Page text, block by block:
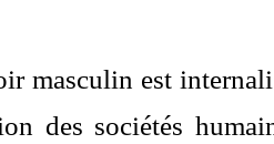
masculin est
des sociétés